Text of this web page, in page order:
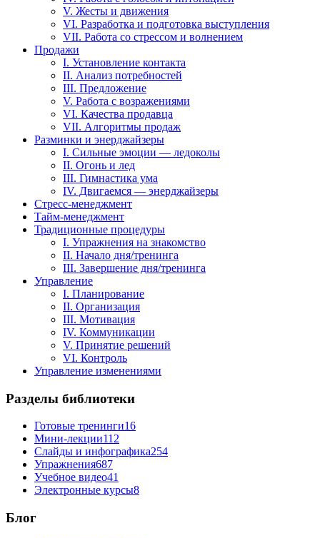
V. Жесты и движения
VI. Разработка и подготовка выступления
VII. Работа со стрессом и волнением
Продажи
I. Установление контакта
II. Анализ потребностей
III. Предложение
V. Работа с возражениями
VI. Качества продавца
VII. Алгоритмы продаж
Разминки и энерджайзеры
I. Сильные эмоции — ледоколы
II. Огонь и лед
III. Гимнастика ума
IV. Двигаемся — энерджайзеры
Стресс-менеджмент
Тайм-менеджмент
Традиционные процедуры
I. Упражнения на знакомство
II. Начало дня/тренинга
III. Завершение дня/тренинга
Управление
I. Планирование
II. Организация
III. Мотивация
IV. Коммуникации
V. Принятие решений
VI. Контроль
Управление изменениями
Разделы библиотеки
Готовые тренинги16
Мини-лекции112
Слайды и инфографика254
Упражнения687
Учебное видео41
Электронные курсы8
Блог